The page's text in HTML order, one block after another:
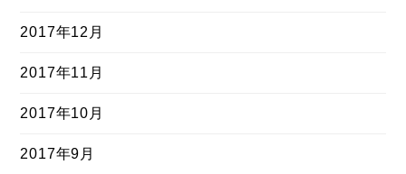
2017年12月
2017年11月
2017年10月
2017年9月